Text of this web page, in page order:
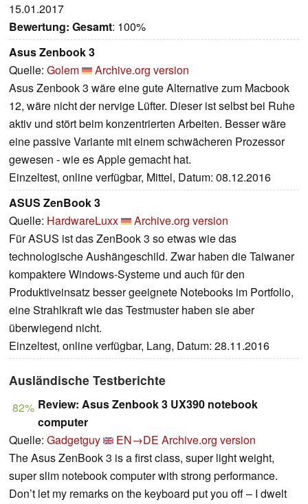
15.01.2017
Bewertung: Gesamt: 100%
Asus Zenbook 3
Quelle: Golem
Archive.org version
Asus Zenbook 3 wäre eine gute Alternative zum Macbook
12, wäre nicht der nervige Lüfter. Dieser ist selbst bei Ruhe
aktiv und stört beim konzentrierten Arbeiten. Besser wäre
eine passive Variante mit einem schwächeren Prozessor
gewesen - wie es Apple gemacht hat.
Einzeltest, online verfügbar, Mittel, Datum: 08.12.2016
ASUS ZenBook 3
Quelle: HardwareLuxx
Archive.org version
Für ASUS ist das ZenBook 3 so etwas wie das
technologische Aushängeschild. Zwar haben die Taiwaner
kompaktere Windows-Systeme und auch für den
Produktiveinsatz besser geeignete Notebooks im Portfolio,
eine Strahlkraft wie das Testmuster haben sie aber
überwiegend nicht.
Einzeltest, online verfügbar, Lang, Datum: 28.11.2016
Ausländische Testberichte
82% Review: Asus Zenbook 3 UX390 notebook
computer
Quelle: Gadgetguy EN→DE Archive.org version
The Asus ZenBook 3 is a first class, super light weight,
super slim notebook computer with strong performance.
Don’t let my remarks on the keyboard put you off – I dwelt